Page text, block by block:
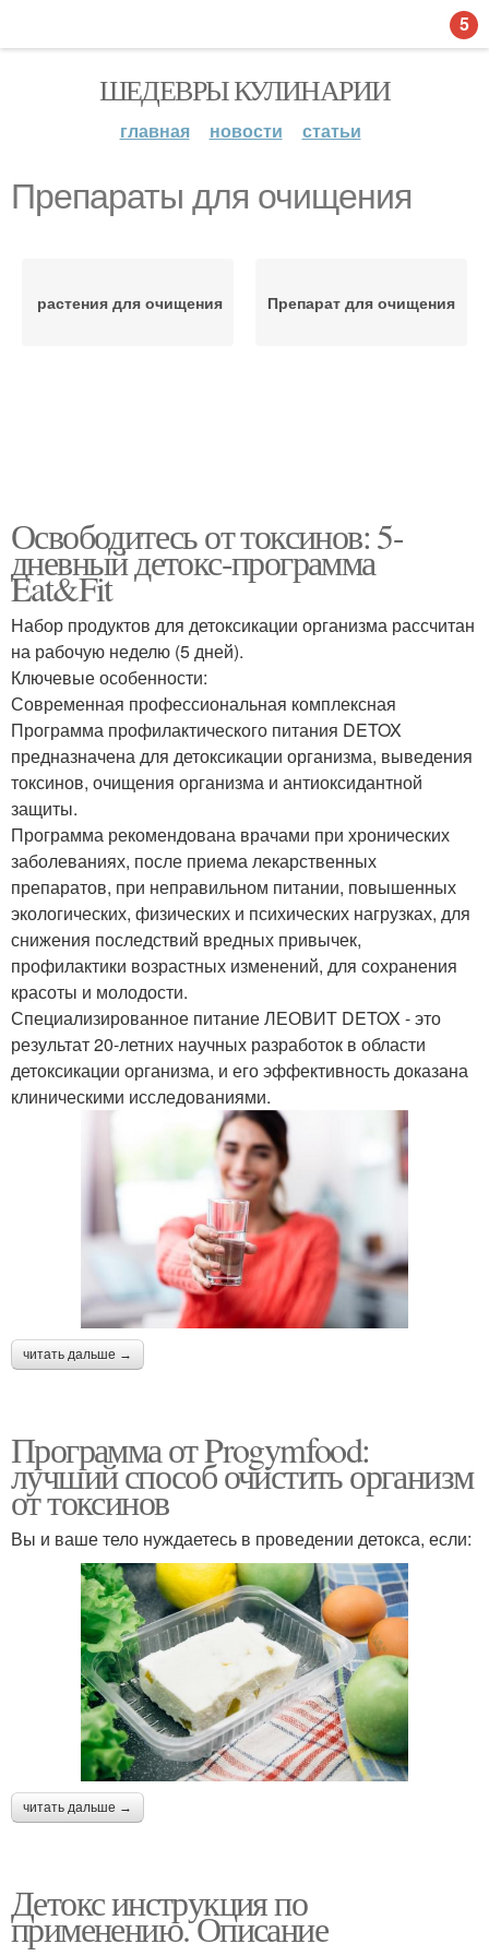
ШЕДЕВРЫ КУЛИНАРИИ
главная новости статьи
Препараты для очищения
растения для очищения Препарат для очищения
Освободитесь от токсинов: 5-
дневный детокс-программа
Eat&Fit
Набор продуктов для детоксикации организма рассчитан
на рабочую неделю (5 дней).
Ключевые особенности:
Современная профессиональная комплексная
Программа профилактического питания DETOX
предназначена для детоксикации организма, выведения
токсинов, очищения организма и антиоксидантной
защиты.
Программа рекомендована врачами при хронических
заболеваниях, после приема лекарственных
препаратов, при неправильном питании, повышенных
экологических, физических и психических нагрузках, для
снижения последствий вредных привычек,
профилактики возрастных изменений, для сохранения
красоты и молодости.
Специализированное питание ЛЕОВИТ DETOX - это
результат 20-летних научных разработок в области
детоксикации организма, и его эффективность доказана
клиническими исследованиями.
читать дальше →
Программа от Progymfood:
лучший способ очистить организм
от токсинов
Вы и ваше тело нуждаетесь в проведении детокса, если:
читать дальше →
Детокс инструкция по
применению. Описание
5